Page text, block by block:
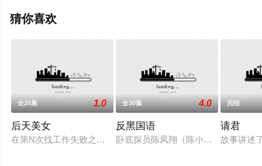
全集），超前点播免费观看高清无删减完整版电视剧全集
猜你喜欢
全26集 1.0
后天美女
在第N次找工作失败之后，陈美又遇上了令人痛心的事情——大
全30集 4.0
反黑国语
卧底探员陈凤翔（陈小春 饰）在破
完结
请君
故事讲述